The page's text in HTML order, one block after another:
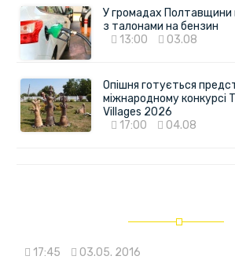
У громадах Полтавщини
з талонами на бензин
13:00
03.08
Опішня готується
міжнародному конкурсі
Villages 2026
17:00
04.08
17:45 03.05. 2016